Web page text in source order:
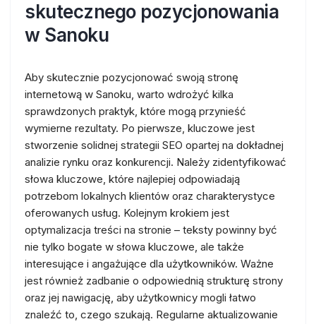
skutecznego pozycjonowania
w Sanoku
Aby skutecznie pozycjonować swoją stronę
internetową w Sanoku, warto wdrożyć kilka
sprawdzonych praktyk, które mogą przynieść
wymierne rezultaty. Po pierwsze, kluczowe jest
stworzenie solidnej strategii SEO opartej na dokładnej
analizie rynku oraz konkurencji. Należy zidentyfikować
słowa kluczowe, które najlepiej odpowiadają
potrzebom lokalnych klientów oraz charakterystyce
oferowanych usług. Kolejnym krokiem jest
optymalizacja treści na stronie – teksty powinny być
nie tylko bogate w słowa kluczowe, ale także
interesujące i angażujące dla użytkowników. Ważne
jest również zadbanie o odpowiednią strukturę strony
oraz jej nawigację, aby użytkownicy mogli łatwo
znaleźć to, czego szukają. Regularne aktualizowanie